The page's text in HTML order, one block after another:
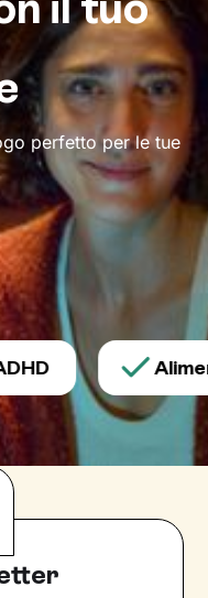
pensiero e
Io resterò al
e
la meta: il tuo
perfetto per le tue